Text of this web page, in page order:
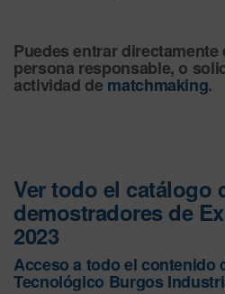
Puedes entrar
persona responsable, o
actividad dematchmaking.
Ver todo el catálogo
demostradores de
2023
Acceso a todo el contenido
Tecnológico Burgos